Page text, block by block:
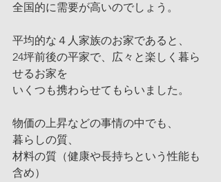
全国的に需要が高いのでしょう。
平均的な４人家族のお家であると、
24坪前後の平家で、広々と楽しく暮ら
せるお家を
いくつも携わらせてもらいました。
物価の上昇などの事情の中でも、
暮らしの質、
材料の質（健康や長持ちという性能も
含め）